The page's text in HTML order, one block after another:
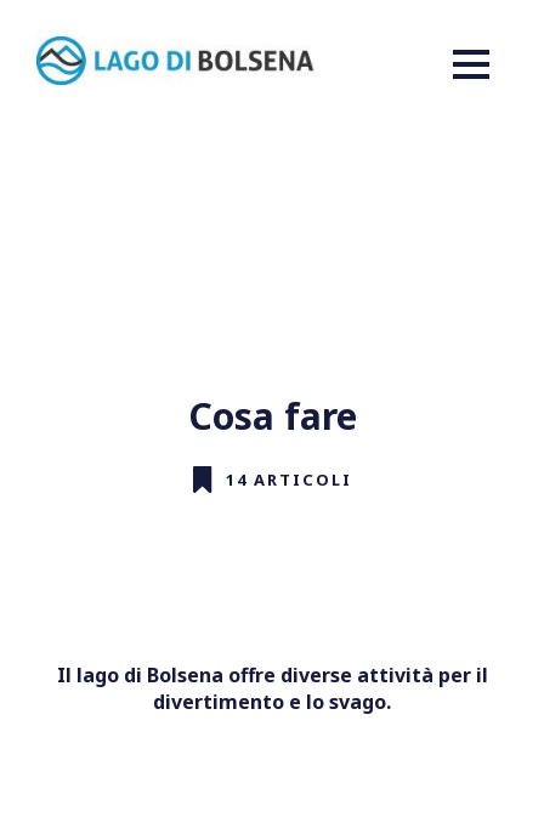
Cosa fare
14 ARTICOLI
Il lago di Bolsena offre diverse attività per il
divertimento e lo svago.